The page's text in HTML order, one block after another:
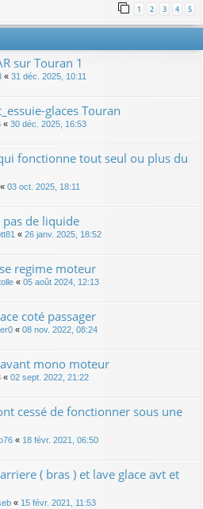
1 2 3 4 5
sur Touran 1
« 31 déc. 2025, 10:11
glaces Touran
« 30 déc. 2025, 16:53
fonctionne tout seul ou plus du
« 03 oct. 2025, 18:11
pas de liquide
« 26 janv. 2025, 18:52
regime moteur
« 05 août 2024, 12:13
coté passager
« 08 nov. 2022, 08:24
mono moteur
« 02 sept. 2022, 21:22
cessé de fonctionner sous une
« 18 févr. 2021, 06:50
( bras ) et lave glace avt et
« 15 févr. 2021, 11:53